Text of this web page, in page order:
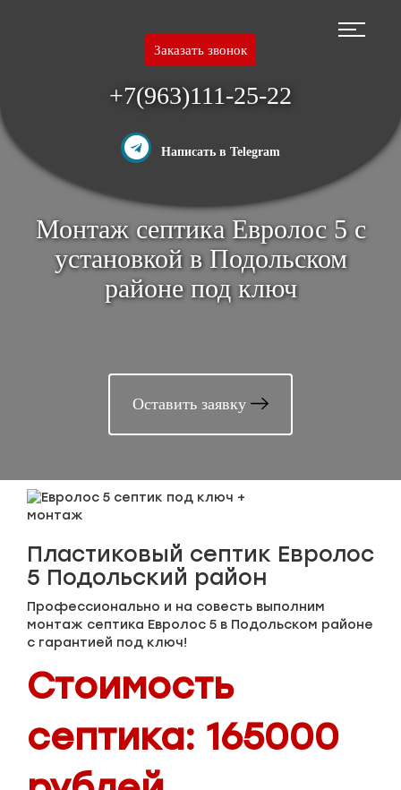
Заказать звонок
+7(963)111-25-22
Написать в Telegram
Монтаж септика Евролос 5 с
установкой в Подольском
районе под ключ
Оставить заявку
Пластиковый септик Евролос
5 Подольский район
Профессионально и на совесть выполним
монтаж септика Евролос 5 в Подольском районе
с гарантией под ключ!
Стоимость
септика: 165000